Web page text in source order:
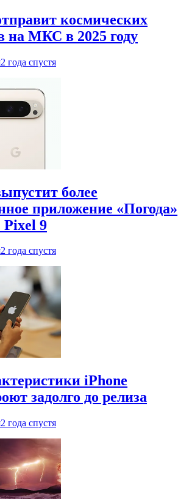
космических
на МКС в 2025 году
2 года спустя
более
приложение «Погода»
Pixel 9
2 года спустя
iPhone
задолго до релиза
2 года спустя